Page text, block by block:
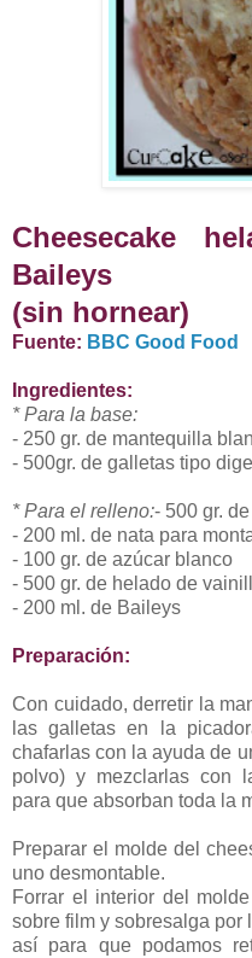
Cheesecake
Baileys
(sin hornear)
Fuente: BBC Good Food
Ingredientes:
* Para la base:
- 250 gr. de mantequilla
- 500gr. de galletas tipo
* Para el relleno:- 500 gr.
- 200 ml. de nata para
- 100 gr. de azúcar blanco
- 500 gr. de helado de
- 200 ml. de Baileys
Preparación:
Con cuidado, derretir la
las galletas en la
chafarlas con la ayuda de
polvo) y mezclarlas con
para que absorban toda la
Preparar el molde del
uno desmontable.
Forrar el interior del
sobre film y sobresalga por
así para que podamos